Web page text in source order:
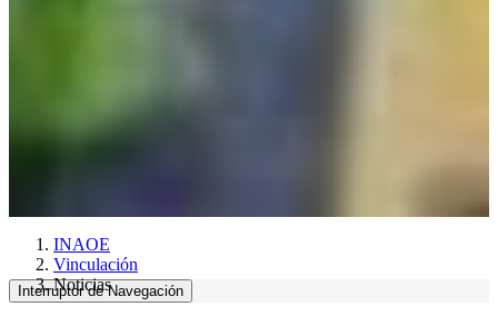
INAOE
Vinculación
Noticias
Interruptor de Navegación